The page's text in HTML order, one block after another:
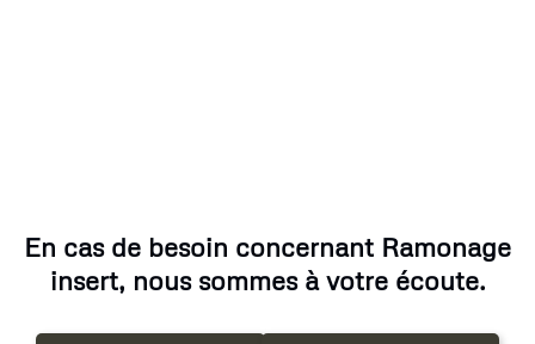
En cas de besoin concernant Ramonage
insert, nous sommes à votre écoute.